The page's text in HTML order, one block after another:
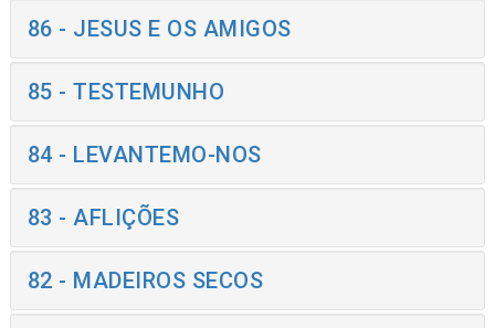
86 - JESUS E OS AMIGOS
85 - TESTEMUNHO
84 - LEVANTEMO-NOS
83 - AFLIÇÕES
82 - MADEIROS SECOS